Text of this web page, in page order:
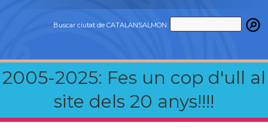
Buscar ciutat de CATALANSALMON:
2005-2025: Fes un cop d'ull al
site dels 20 anys!!!!